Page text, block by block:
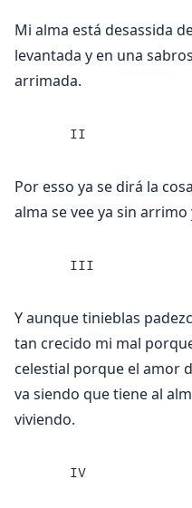
Mi alma está desassida
levantada y en una
arrimada.
     II
Por esso ya se dirá la
alma se vee ya sin
     III
Y aunque tinieblas
tan crecido mi mal
celestial porque el amor
va siendo que tiene al
viviendo.
     IV